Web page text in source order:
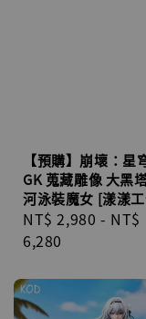
【預購】崩壞：星
GK 蒐藏雕像 大黑
河泳裝魔女 [漾漾
Regular
price
NT$ 2,980 - NT$
6,280